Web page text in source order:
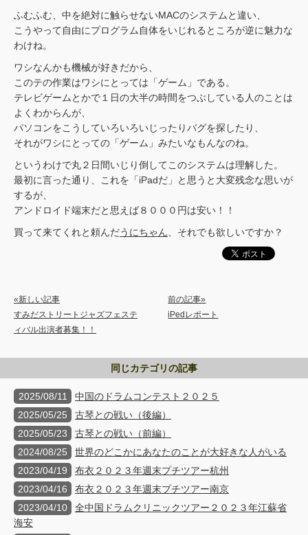
ふむふむ、中を絶対に触らせないMACのシステムと違い、
こうやって自由にプログラム自体をいじれるところが逆に魅力な
わけね。
ワシなんかも機械が好きだから、
このテの作業はワシにとっては「ゲーム」である。
テレビゲームとかで１日の大半の時間をつぶしている人のことは
よくわからんが、
パソコンをこうしていろいろいじったりバグを探したり、
それがワシにとっての「ゲーム」みたいなもんなのね。
というわけで丸２日間いじり倒してこのシステムは理解した。
最初に言った通り、これを「iPadだ」と思うと大変残念な思いが
するが、
アンドロイド端末だと思えば８０００円は安い！！
買って来てくれと頼んだうにちゃん、それでも欲しいですか？
«新しい記事
すみだストリートジャズフェステ
ィバル出演者募集！！
前の記事»
iPedレポート
同じカテゴリの記事
2025/08/11
中国のドラムコンテスト２０２５
2025/05/25
古琴との戦い（後編）
2025/05/23
古琴との戦い（前編）
2024/08/25
世界のどこかにあなたのことが大好きな人がいる
2023/04/19
布衣２０２３年週末プチツアー杭州
2023/04/16
布衣２０２３年週末プチツアー南京
2023/04/10
全中国ドラムクリニックツアー２０２３年江蘇省
海安